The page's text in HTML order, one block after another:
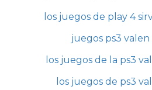
los juegos de play 4
juegos ps3 valen
los juegos de la ps3
los juegos de ps3